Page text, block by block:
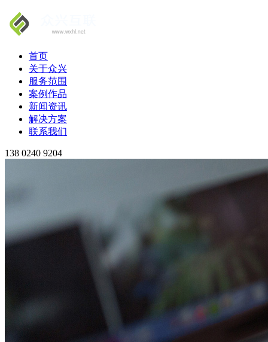
首页
关于众兴
服务范围
案例作品
新闻资讯
解决方案
联系我们
138 0240 9204